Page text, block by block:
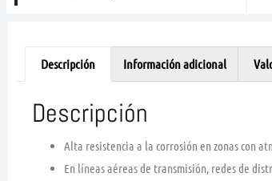
Descripción Información adicional
Descripción
Alta resistencia a la corrosión en zonas con
En líneas aéreas de transmisión, redes de